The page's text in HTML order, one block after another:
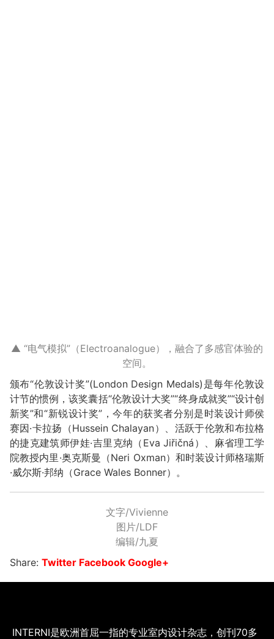
▲ “电气模拟”（Electroanalogue），融合了多感官体验的
空间。
颁布“伦敦设计奖”(London Design Medals)是每年伦敦设
计节的惯例，该奖囊括“伦敦设计大奖”“终身成就奖”“设计创
新奖”和“新锐设计奖”，今年的获奖者分别是时装设计师侯
赛因·卡拉扬（Hussein Chalayan）、活跃于伦敦和布拉格
的捷克建筑师伊娃·吉里克纳（Eva Jiřičná）、麻省理工学
院教授内里·奥克斯曼（Neri Oxman）和时装设计师格瑞斯
·威尔斯·邦纳（Grace Wales Bonner）。
文字/Vivienne
图片/LDF
编辑/九夏
Share: Twitter Facebook Google+
INTERNI是欧洲首屈一指的专业室内设计杂志，创刊70多